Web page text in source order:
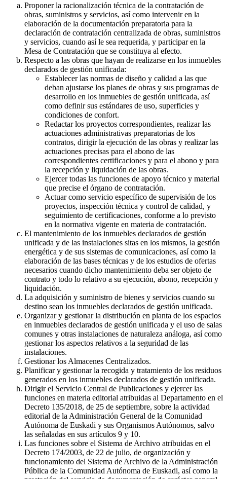
Proponer la racionalización técnica de la contratación de
obras, suministros y servicios, así como intervenir en la
elaboración de la documentación preparatoria para la
declaración de contratación centralizada de obras, suministros
y servicios, cuando así le sea requerida, y participar en la
Mesa de Contratación que se constituya al efecto.
Respecto a las obras que hayan de realizarse en los inmuebles
declarados de gestión unificada:
Establecer las normas de diseño y calidad a las que
deban ajustarse los planes de obras y sus programas de
desarrollo en los inmuebles de gestión unificada, así
como definir sus estándares de uso, superficies y
condiciones de confort.
Redactar los proyectos correspondientes, realizar las
actuaciones administrativas preparatorias de los
contratos, dirigir la ejecución de las obras y realizar las
actuaciones precisas para el abono de las
correspondientes certificaciones y para el abono y para
la recepción y liquidación de las obras.
Ejercer todas las funciones de apoyo técnico y material
que precise el órgano de contratación.
Actuar como servicio específico de supervisión de los
proyectos, inspección técnica y control de calidad, y
seguimiento de certificaciones, conforme a lo previsto
en la normativa vigente en materia de contratación.
El mantenimiento de los inmuebles declarados de gestión
unificada y de las instalaciones sitas en los mismos, la gestión
energética y de sus sistemas de comunicaciones, así como la
elaboración de las bases técnicas y de los estudios de ofertas
necesarios cuando dicho mantenimiento deba ser objeto de
contrato y todo lo relativo a su ejecución, abono, recepción y
liquidación.
La adquisición y suministro de bienes y servicios cuando su
destino sean los inmuebles declarados de gestión unificada.
Organizar y gestionar la distribución en planta de los espacios
en inmuebles declarados de gestión unificada y el uso de salas
comunes y otras instalaciones de naturaleza análoga, así como
gestionar los aspectos relativos a la seguridad de las
instalaciones.
Gestionar los Almacenes Centralizados.
Planificar y gestionar la recogida y tratamiento de los residuos
generados en los inmuebles declarados de gestión unificada.
Dirigir el Servicio Central de Publicaciones y ejercer las
funciones en materia editorial atribuidas al Departamento en el
Decreto 135/2018, de 25 de septiembre, sobre la actividad
editorial de la Administración General de la Comunidad
Autónoma de Euskadi y sus Organismos Autónomos, salvo
las señaladas en sus artículos 9 y 10.
Las funciones sobre el Sistema de Archivo atribuidas en el
Decreto 174/2003, de 22 de julio, de organización y
funcionamiento del Sistema de Archivo de la Administración
Pública de la Comunidad Autónoma de Euskadi, así como la